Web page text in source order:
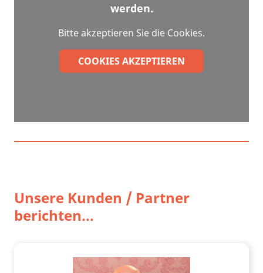
werden.
Bitte akzeptieren Sie die Cookies.
COOKIES AKZEPTIEREN
Unsere Kunden / Partner
berichten...